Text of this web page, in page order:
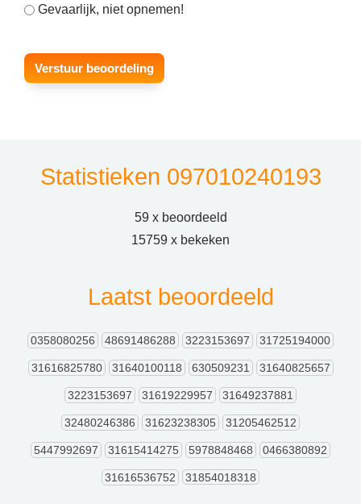
Gevaarlijk, niet opnemen!
Statistieken 097010240193
59 x beoordeeld
15759 x bekeken
Laatst beoordeeld
0358080256 48691486288 3223153697 31725194000
31616825780 31640100118 630509231 31640825657
3223153697 31619229957 31649237881
32480246386 31623238305 31205462512
5447992697 31615414275 5978848468 0466380892
31616536752 31854018318